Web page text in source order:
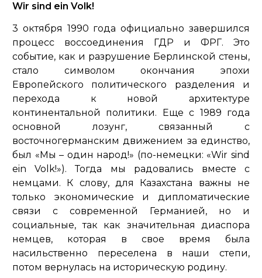
Wir sind ein Volk!
3 октября 1990 года официально завершился
процесс воссоединения ГДР и ФРГ. Это
событие, как и разрушение Берлинской стены,
стало символом окончания эпохи
Европейского политического разделения и
перехода к новой архитектуре
континентальной политики. Еще с 1989 года
основной лозунг, связанный с
восточногерманским движением за единство,
был «Мы – один народ!» (по-немецки: «Wir sind
ein Volk!»). Тогда мы радовались вместе с
немцами. К слову, для Казахстана важны не
только экономические и дипломатические
связи с современной Германией, но и
социальные, так как значительная диаспора
немцев, которая в свое время была
насильственно переселена в наши степи,
потом вернулась на историческую родину.